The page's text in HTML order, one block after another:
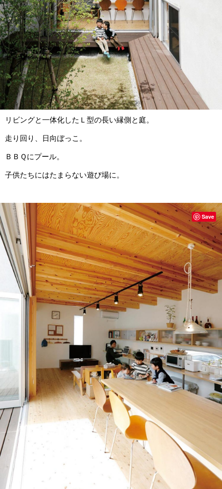
リビングと一体化したＬ型の長い縁側と庭。
走り回り、日向ぼっこ。
ＢＢＱにプール。
子供たちにはたまらない遊び場に。
Save